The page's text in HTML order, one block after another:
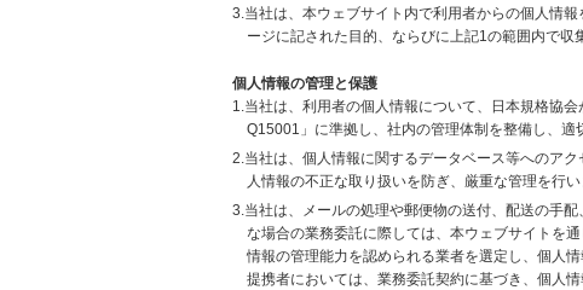
3.当社は、本ウェブサイト内で利用者からの個人情
ージに記された目的、ならびに上記1の範囲内で収
個人情報の管理と保護
1.当社は、利用者の個人情報について、日本規格協
Q15001」に準拠し、社内の管理体制を整備し、適
2.当社は、個人情報に関するデータベース等へのア
人情報の不正な取り扱いを防ぎ、厳重な管理を行い
3.当社は、メールの処理や郵便物の送付、配送の手
な場合の業務委託に際しては、本ウェブサイトを
情報の管理能力を認められる業者を選定し、個人
提携者においては、業務委託契約に基づき、個人